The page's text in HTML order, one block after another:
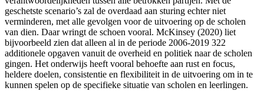
geschetste scenario’s zal de overdaad aan sturing echter niet
verminderen, met alle gevolgen voor de uitvoering op de scholen
van dien. Daar wringt de schoen vooral. McKinsey (2020) liet
bijvoorbeeld zien dat alleen al in de periode 2006-2019 322
additionele opgaven vanuit de overheid en politiek naar de scholen
gingen. Het onderwijs heeft vooral behoefte aan rust en focus,
heldere doelen, consistentie en flexibiliteit in de uitvoering om in te
kunnen spelen op de specifieke situatie van scholen en leerlingen.